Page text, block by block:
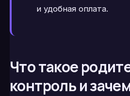
и удобная оплата.
Что такое
контроль и